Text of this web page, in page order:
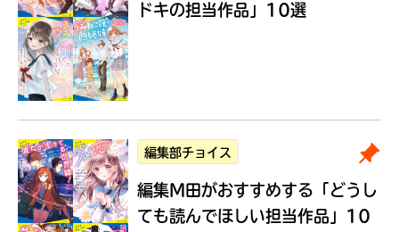
ドキの担当作品」10選
編集部チョイス
編集M田がおすすめする 「どうし
ても読んでほしい担当作品」10